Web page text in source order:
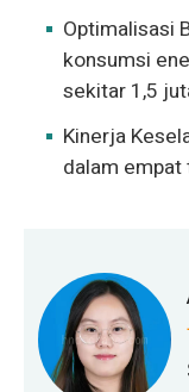
Optimalisasi
konsumsi
sekitar 1,5
Kinerja
dalam